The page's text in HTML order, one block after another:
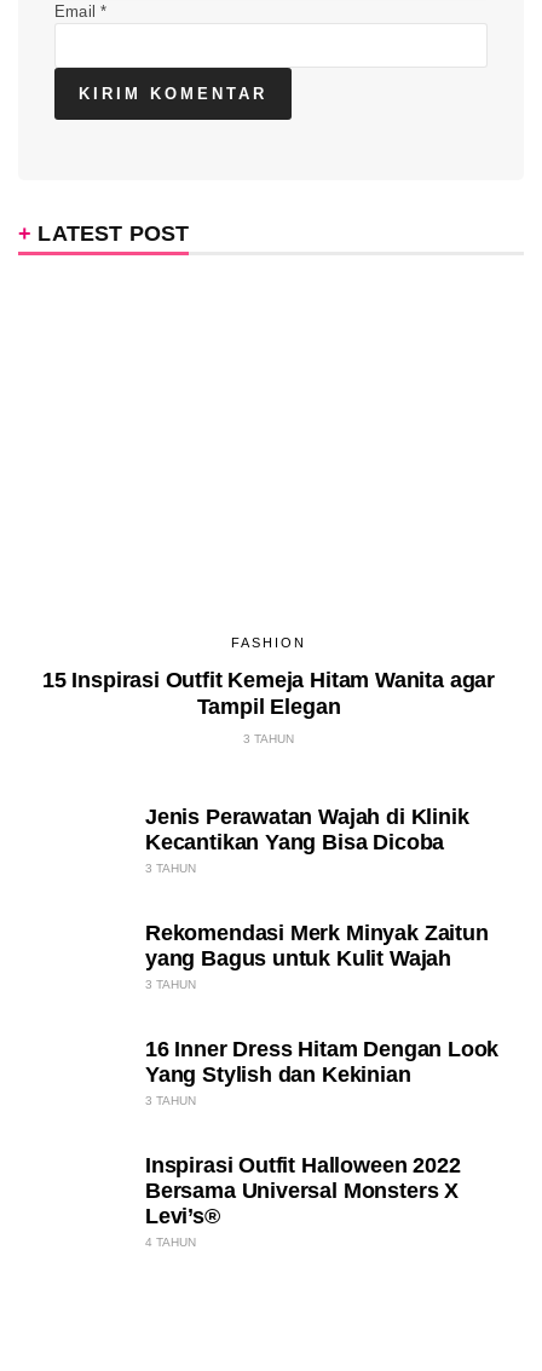
Email*
LATEST POST
FASHION
15 Inspirasi Outfit Kemeja Hitam Wanita agar
Tampil Elegan
3 TAHUN
Jenis Perawatan Wajah di Klinik
Kecantikan Yang Bisa Dicoba
3 TAHUN
Rekomendasi Merk Minyak Zaitun
yang Bagus untuk Kulit Wajah
3 TAHUN
16 Inner Dress Hitam Dengan Look
Yang Stylish dan Kekinian
3 TAHUN
Inspirasi Outfit Halloween 2022
Bersama Universal Monsters X
Levi’s®
4 TAHUN